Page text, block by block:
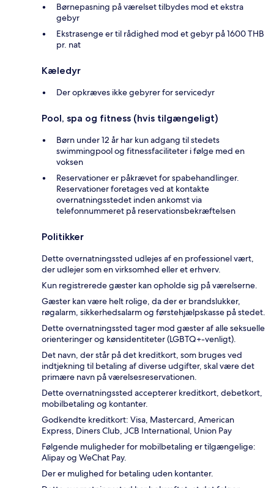
Børnepasning på værelset tilbydes mod et ekstra
gebyr
Ekstrasenge er til rådighed mod et gebyr på 1600 THB
pr. nat
Kæledyr
Der opkræves ikke gebyrer for servicedyr
Pool, spa og fitness (hvis tilgængeligt)
Børn under 12 år har kun adgang til stedets
swimmingpool og fitnessfaciliteter i følge med en
voksen
Reservationer er påkrævet for spabehandlinger.
Reservationer foretages ved at kontakte
overnatningsstedet inden ankomst via
telefonnummeret på reservationsbekræftelsen
Politikker
Dette overnatningssted udlejes af en professionel vært,
der udlejer som en virksomhed eller et erhverv.
Kun registrerede gæster kan opholde sig på værelserne.
Gæster kan være helt rolige, da der er brandslukker,
røgalarm, sikkerhedsalarm og førstehjælpskasse på stedet.
Dette overnatningssted tager mod gæster af alle seksuelle
orienteringer og kønsidentiteter (LGBTQ+-venligt).
Det navn, der står på det kreditkort, som bruges ved
indtjekning til betaling af diverse udgifter, skal være det
primære navn på værelsesreservationen.
Dette overnatningssted accepterer kreditkort, debetkort,
mobilbetaling og kontanter.
Godkendte kreditkort: Visa, Mastercard, American
Express, Diners Club, JCB International, Union Pay
Følgende muligheder for mobilbetaling er tilgængelige:
Alipay og WeChat Pay.
Der er mulighed for betaling uden kontanter.